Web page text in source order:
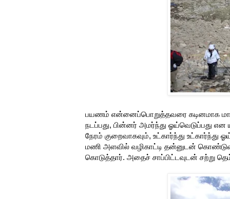
பயணம் என்னைப்பொறுத்தவரை கடினமாக
நடப்பது, பின்னர் அமர்ந்து ஓய்வெடுப்பது
நேரம் குறைவாகவும், உட்கார்ந்து உட்கார்ந்து
மணி அளவில் வழிகாட்டி தன்னுடன்
கொடுத்தார். அதைச் சாப்பிட்டவுடன் சற்று